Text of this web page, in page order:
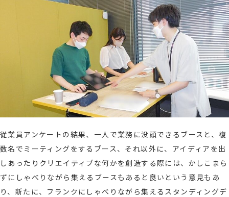
従業員アンケートの結果、一人で業務に没頭できるブースと、複
数名でミーティングをするブース、それ以外に、アイディアを出
しあったりクリエイティブな何かを創造する際には、かしこまら
ずにしゃべりながら集えるブースもあると良いという意見もあ
り、新たに、フランクにしゃべりながら集えるスタンディングデ